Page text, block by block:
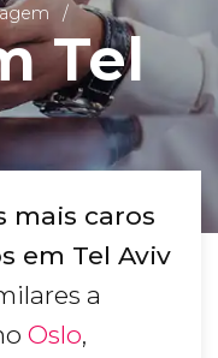
Tel
mais caros
em Tel Aviv
a
Oslo,